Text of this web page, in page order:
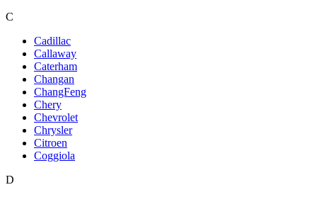
C
Cadillac
Callaway
Caterham
Changan
ChangFeng
Chery
Chevrolet
Chrysler
Citroen
Coggiola
D